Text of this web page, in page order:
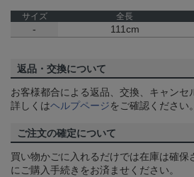
サイズ 全長
- 111cm
返品・交換について
お客様都合による返品、交換、キャンセ
詳しくはヘルプページをご確認ください。
ご注文の確定について
買い物かごに入れるだけでは在庫は確保
にご購入手続きをお済ませください。